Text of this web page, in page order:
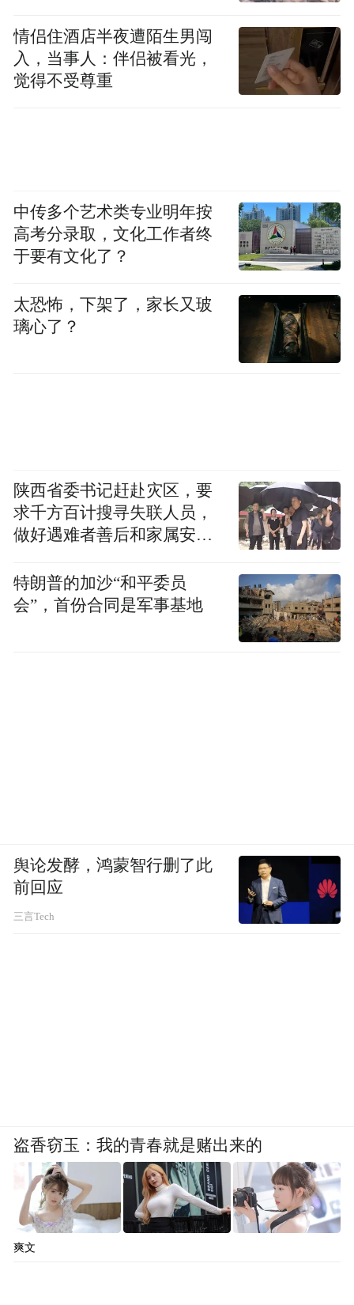
情侣住酒店半夜遭陌生男闯
入，当事人：伴侣被看光，
觉得不受尊重
中传多个艺术类专业明年按
高考分录取，文化工作者终
于要有文化了？
太恐怖，下架了，家长又玻
璃心了？
陕西省委书记赶赴灾区，要
求千方百计搜寻失联人员，
做好遇难者善后和家属安抚
特朗普的加沙“和平委员
会”，首份合同是军事基地
舆论发酵，鸿蒙智行删了此
前回应
三言Tech
盗香窃玉：我的青春就是赌出来的
爽文